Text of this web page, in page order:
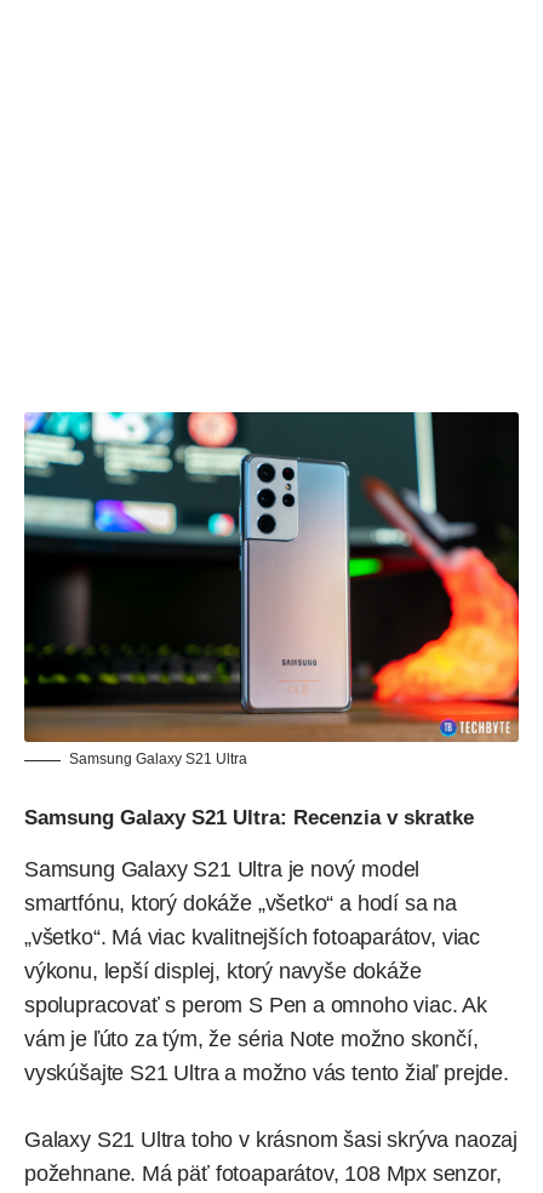
Samsung Galaxy S21 Ultra
Samsung Galaxy S21 Ultra: Recenzia v skratke
Samsung Galaxy S21 Ultra je nový model
smartfónu, ktorý dokáže „všetko“ a hodí sa na
„všetko“. Má viac kvalitnejších fotoaparátov, viac
výkonu, lepší displej, ktorý navyše dokáže
spolupracovať s perom S Pen a omnoho viac. Ak
vám je ľúto za tým, že séria Note možno skončí,
vyskúšajte S21 Ultra a možno vás tento žiaľ prejde.
Galaxy S21 Ultra toho v krásnom šasi skrýva naozaj
požehnane. Má päť fotoaparátov, 108 Mpx senzor,